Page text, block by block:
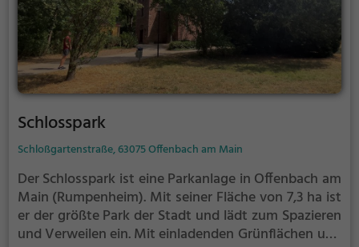
Schlosspark
Schloßgartenstraße, 63075 Offenbach am Main
Der Schlosspark ist eine Parkanlage in Offenbach am
Main (Rumpenheim). Mit seiner Fläche von 7,3 ha ist
er der größte Park der Stadt und lädt zum Spazieren
und Verweilen ein.Mit einladenden Grünflächen und